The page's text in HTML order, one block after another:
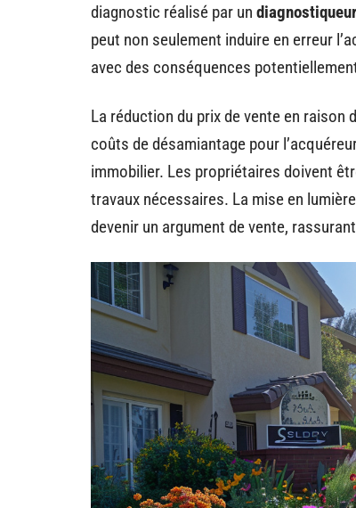
diagnostic réalisé par un
peut non seulement induire en erreur
avec des conséquences
La réduction du prix de vente en
coûts de désamiantage pour
immobilier. Les propriétaires doivent
travaux nécessaires. La mise en
devenir un argument de vente,